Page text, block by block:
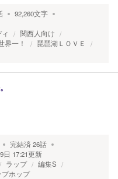
92,260文字
関西人向け
界一！
琵琶湖ＬＯＶＥ
完結済26話
日 17:21更新
ラップ
編集S
プホップ